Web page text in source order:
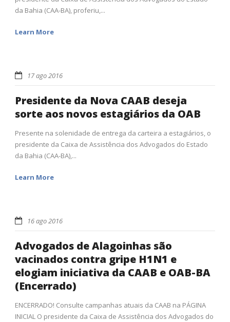
da Bahia (CAA-BA), proferiu,...
Learn More
17 ago 2016
Presidente da Nova CAAB deseja
sorte aos novos estagiários da OAB
Presente na solenidade de entrega da carteira a estagiários, o
presidente da Caixa de Assistência dos Advogados do Estado
da Bahia (CAA-BA),...
Learn More
16 ago 2016
Advogados de Alagoinhas são
vacinados contra gripe H1N1 e
elogiam iniciativa da CAAB e OAB-BA
(Encerrado)
ENCERRADO! Consulte campanhas atuais da CAAB na PÁGINA
INICIAL O presidente da Caixa de Assistência dos Advogados do